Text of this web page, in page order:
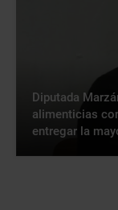
Diputada
alimenticias
entregar la